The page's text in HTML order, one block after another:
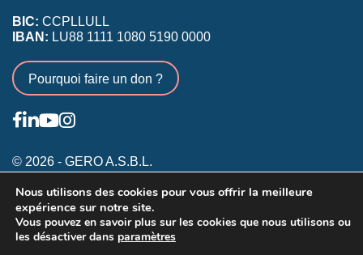
BIC: CCPLLULL
IBAN: LU88 1111 1080 5190 0000
Pourquoi faire un don ?
© 2026 - GERO A.S.B.L.
Conditions générales
Inscription membres existants
Annonceurs
Nous utilisons des cookies pour vous offrir la meilleure
expérience sur notre site.
Vous pouvez en savoir plus sur les cookies que nous utilisons ou
les désactiver dans paramètres